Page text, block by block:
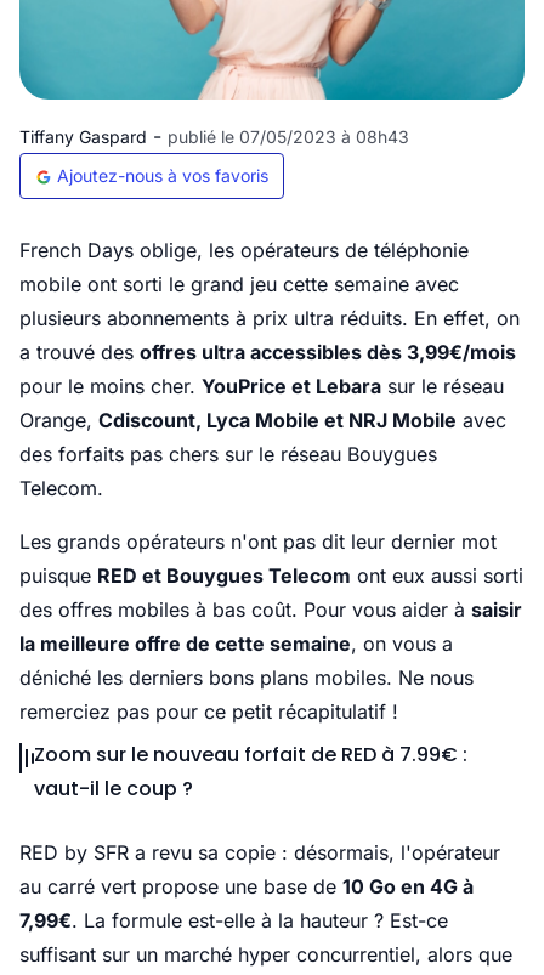
Tiffany Gaspard - publié le 07/05/2023 à 08h43
Ajoutez-nous à vos favoris
French Days oblige, les opérateurs de téléphonie
mobile ont sorti le grand jeu cette semaine avec
plusieurs abonnements à prix ultra réduits. En effet, on
a trouvé des offres ultra accessibles dès 3,99€/mois
pour le moins cher. YouPrice et Lebara sur le réseau
Orange, Cdiscount, Lyca Mobile et NRJ Mobile avec
des forfaits pas chers sur le réseau Bouygues
Telecom.
Les grands opérateurs n'ont pas dit leur dernier mot
puisque RED et Bouygues Telecom ont eux aussi sorti
des offres mobiles à bas coût. Pour vous aider à saisir
la meilleure offre de cette semaine, on vous a
déniché les derniers bons plans mobiles. Ne nous
remerciez pas pour ce petit récapitulatif !
Zoom sur le nouveau forfait de RED à 7.99€ :
vaut-il le coup ?
RED by SFR a revu sa copie : désormais, l'opérateur
au carré vert propose une base de 10 Go en 4G à
7,99€. La formule est-elle à la hauteur ? Est-ce
suffisant sur un marché hyper concurrentiel, alors que